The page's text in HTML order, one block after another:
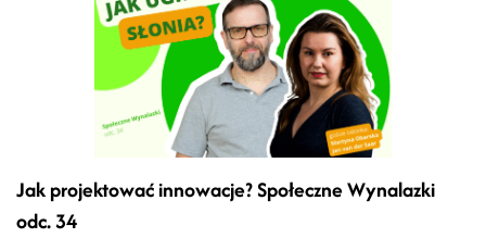
Jak projektować innowacje? Społeczne Wynalazki
odc. 34